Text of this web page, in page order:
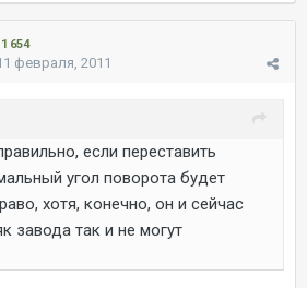
1 654
февраля, 2011
если переставить
угол поворота будет
хотя, конечно, он и сейчас
завода так и не могут